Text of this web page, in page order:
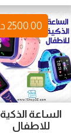
الساعة الذكية
للاطفال
2500.00 دج